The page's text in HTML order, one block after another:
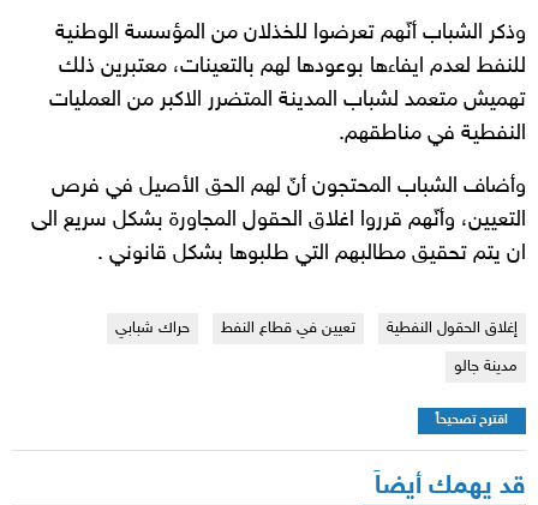
وذكر الشباب أنّهم تعرضوا للخذلان من المؤسسة الوطنية
للنفط لعدم ايفاءها بوعودها لهم بالتعينات، معتبرين ذلك
تهميش متعمد لشباب المدينة المتضرر الاكبر من العمليات
النفطية في مناطقهم.
وأضاف الشباب المحتجون أنّ لهم الحق الأصيل في فرص
التعيين، وأنّهم قرروا اغلاق الحقول المجاورة بشكل سريع الى
ان يتم تحقيق مطالبهم التي طلبوها بشكل قانوني .
إغلاق الحقول النفطية تعيين في قطاع النفط
حراك شبابي
مدينة جالو
اقترح تصحيحاً
قد يهمك أيضاً